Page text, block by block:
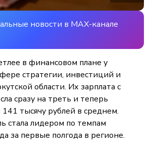
новости в MAX-канале
в финансовом плане у
стратегии, инвестиций и
области. Их зарплата с
сразу на треть и теперь
141 тысячу рублей в среднем.
стала лидером по темпам
за первые полгода в регионе.